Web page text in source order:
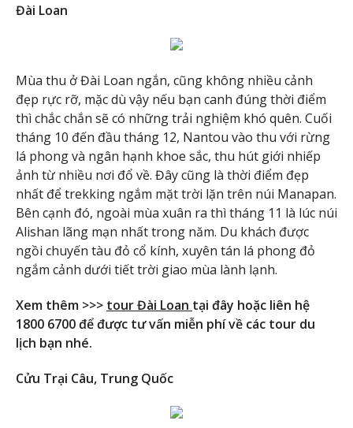
Đài Loan
Mùa thu ở Đài Loan ngắn, cũng không nhiều cảnh
đẹp rực rỡ, mặc dù vậy nếu bạn canh đúng thời điểm
thì chắc chắn sẽ có những trải nghiệm khó quên. Cuối
tháng 10 đến đầu tháng 12, Nantou vào thu với rừng
lá phong và ngân hạnh khoe sắc, thu hút giới nhiếp
ảnh từ nhiều nơi đổ về. Đây cũng là thời điểm đẹp
nhất để trekking ngắm mặt trời lặn trên núi Manapan.
Bên cạnh đó, ngoài mùa xuân ra thì tháng 11 là lúc núi
Alishan lãng mạn nhất trong năm. Du khách được
ngồi chuyến tàu đỏ cổ kính, xuyên tán lá phong đỏ
ngắm cảnh dưới tiết trời giao mùa lành lạnh.
Xem thêm >>> tour Đài Loan tại đây hoặc liên hệ
1800 6700 để được tư vấn miễn phí về các tour du
lịch bạn nhé.
Cửu Trại Câu, Trung Quốc